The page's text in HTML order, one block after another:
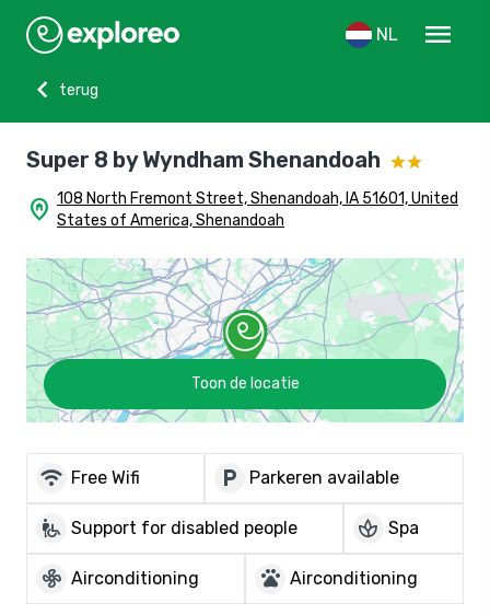
NL
menu
chevron_left
terug
Super 8 by Wyndham Shenandoah
home_pin 108 North Fremont Street, Shenandoah, IA 51601, United
States of America, Shenandoah
Toon de locatie
wifi Free Wifi local_parking Parkeren available
wheelchair_pickup Support for disabled people spa Spa
mode_fan Airconditioning pets Airconditioning